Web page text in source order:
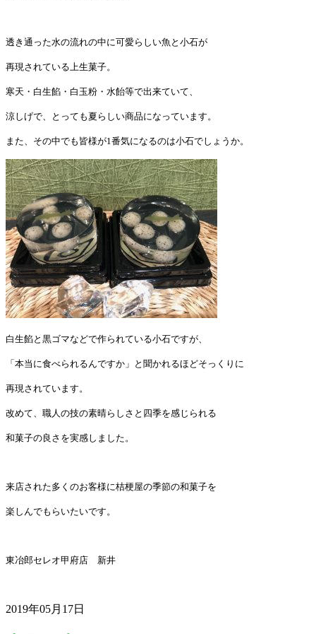
透き通った水の流れの中に可愛らしい魚と小石が
再現されている上生菓子。
寒天・白生餡・白玉粉・水飴等で出来ていて、
涼しげで、とっても夏らしい商品になっています。
また、その中でも皆様が1番気になるのは小石でしょうか。
白生餡と黒ゴマなどで作られている小石ですが、
「本当に食べられるんですか」と聞かれるほどそっくりに
再現されています。
改めて、職人の技の素晴らしさと四季を感じられる
和菓子の良さを実感しました。
来店された多くのお客様に桔梗屋の季節の和菓子を
楽しんでもらいたいです。
東冶郎セレオ甲府店 新井
2019年05月17日